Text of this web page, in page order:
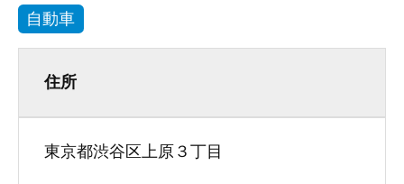
自動車
住所
東京都渋谷区上原３丁目